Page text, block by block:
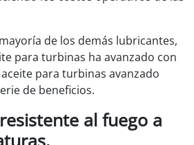
de los demás lubricantes,
para turbinas ha avanzado con
para turbinas avanzado
de beneficios.
al fuego a